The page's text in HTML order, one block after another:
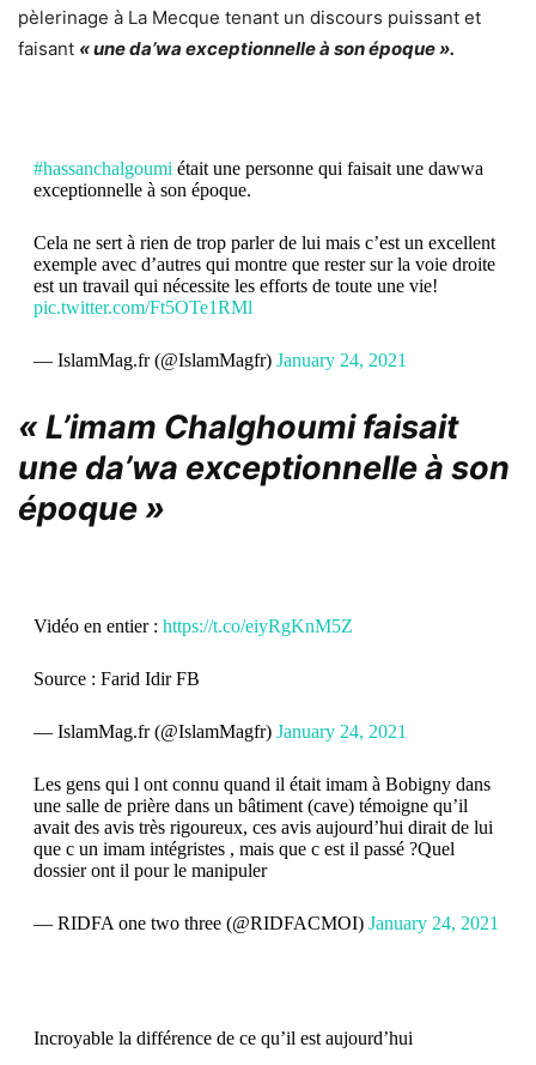
pèlerinage à La Mecque tenant un discours puissant et
faisant « une da’wa exceptionnelle à son époque ».
#hassanchalgoumi était une personne qui faisait une dawwa
exceptionnelle à son époque.
Cela ne sert à rien de trop parler de lui mais c’est un excellent
exemple avec d’autres qui montre que rester sur la voie droite
est un travail qui nécessite les efforts de toute une vie!
pic.twitter.com/Ft5OTe1RMl
— IslamMag.fr (@IslamMagfr) January 24, 2021
« L’imam Chalghoumi faisait
une da’wa exceptionnelle à son
époque »
Vidéo en entier : https://t.co/eiyRgKnM5Z
Source : Farid Idir FB
— IslamMag.fr (@IslamMagfr) January 24, 2021
Les gens qui l ont connu quand il était imam à Bobigny dans
une salle de prière dans un bâtiment (cave) témoigne qu’il
avait des avis très rigoureux, ces avis aujourd’hui dirait de lui
que c un imam intégristes , mais que c est il passé ?Quel
dossier ont il pour le manipuler
— RIDFA one two three (@RIDFACMOI) January 24, 2021
Incroyable la différence de ce qu’il est aujourd’hui